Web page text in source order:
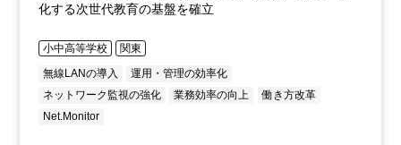
化する次世代教育の基盤を確立
小中高等学校
関東
無線LANの導入
運用・管理の効率化
ネットワーク監視の強化
業務効率の向上
働き方改革
Net.Monitor